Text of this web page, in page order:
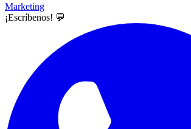
Marketing
¡Escríbenos! 💬